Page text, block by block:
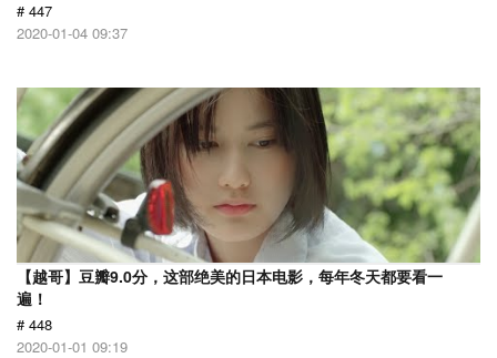
# 447
2020-01-04 09:37
【越哥】豆瓣9.0分，这部绝美的日本电影，每年冬天都要看一
遍！
# 448
2020-01-01 09:19